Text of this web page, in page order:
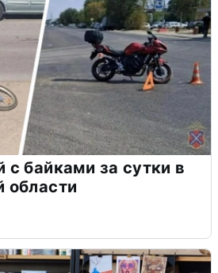
с байками за сутки в
области